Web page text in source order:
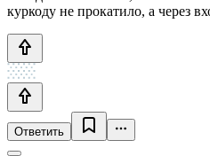
куркоду не прокатило, а через
Ответить